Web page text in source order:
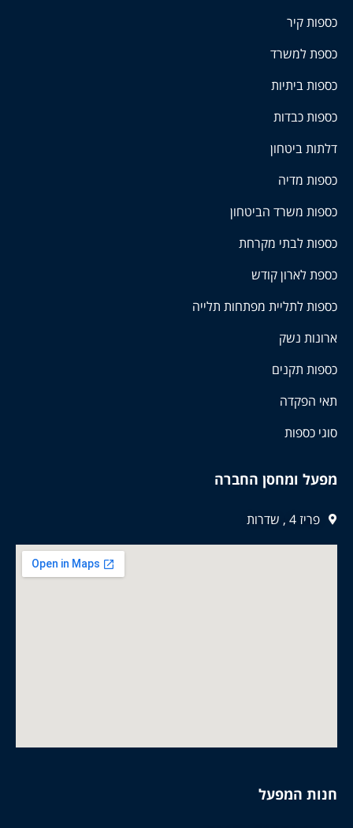
כספות קיר
כספת למשרד
כספות ביתיות
כספות כבדות
דלתות ביטחון
כספות מדיה
כספות משרד הביטחון
כספות לבתי מקרחת
כספת לארון קודש
כספות לתליית מפתחות תלייה
ארונות נשק
כספות תקנים
תאי הפקדה
סוגי כספות
מפעל ומחסן החברה
פריז 4 , שדרות
חנות המפעל